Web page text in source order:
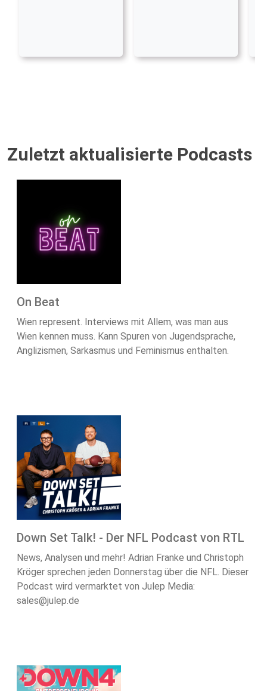
Zuletzt aktualisierte Podcasts
On Beat
Wien represent. Interviews mit Allem, was man aus
Wien kennen muss. Kann Spuren von Jugendsprache,
Anglizismen, Sarkasmus und Feminismus enthalten.
Down Set Talk! - Der NFL Podcast von RTL
News, Analysen und mehr! Adrian Franke und Christoph
Kröger sprechen jeden Donnerstag über die NFL. Dieser
Podcast wird vermarktet von Julep Media:
sales@julep.de